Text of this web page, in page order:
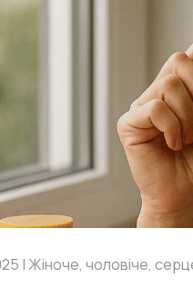
| Жіноче, чоловіче,